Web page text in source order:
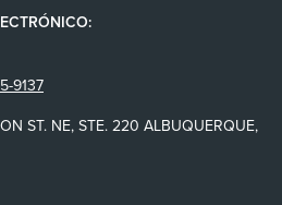
9137
ST. NE, STE. 220 ALBUQUERQUE,